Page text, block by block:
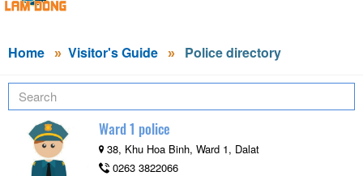
Home Visitor's Guide Police directory
Ward 1 police
38, Khu Hoa Binh, Ward 1, Dalat
0263 3822066